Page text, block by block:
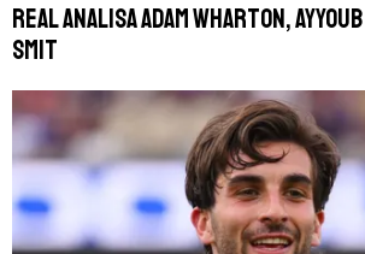
Real analisa Adam Wharton,
Smit